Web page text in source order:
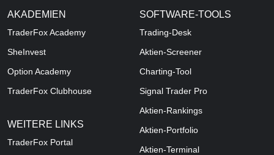
AKADEMIEN
TraderFox Academy
SheInvest
Option Academy
TraderFox Clubhouse
WEITERE LINKS
TraderFox Portal
SOFTWARE-TOOLS
Trading-Desk
Aktien-Screener
Charting-Tool
Signal Trader Pro
Aktien-Rankings
Aktien-Portfolio
Aktien-Terminal